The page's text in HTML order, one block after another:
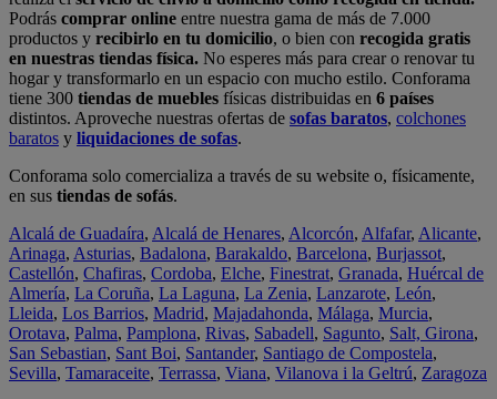
Podrás comprar online entre nuestra gama de más de 7.000
productos y recibirlo en tu domicilio, o bien con recogida gratis
en nuestras tiendas física. No esperes más para crear o renovar tu
hogar y transformarlo en un espacio con mucho estilo. Conforama
tiene 300 tiendas de muebles físicas distribuidas en 6 países
distintos. Aproveche nuestras ofertas de sofas baratos, colchones
baratos y liquidaciones de sofas.
Conforama solo comercializa a través de su website o, físicamente,
en sus tiendas de sofás.
Alcalá de Guadaíra, Alcalá de Henares, Alcorcón, Alfafar, Alicante,
Arinaga, Asturias, Badalona, Barakaldo, Barcelona, Burjassot,
Castellón, Chafiras, Cordoba, Elche, Finestrat, Granada, Huércal de
Almería, La Coruña, La Laguna, La Zenia, Lanzarote, León,
Lleida, Los Barrios, Madrid, Majadahonda, Málaga, Murcia,
Orotava, Palma, Pamplona, Rivas, Sabadell, Sagunto, Salt, Girona,
San Sebastian, Sant Boi, Santander, Santiago de Compostela,
Sevilla, Tamaraceite, Terrassa, Viana, Vilanova i la Geltrú, Zaragoza